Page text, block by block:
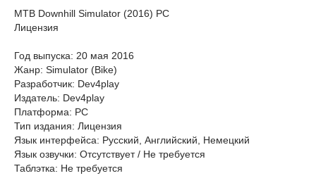
MTB Downhill Simulator (2016) PC
Лицензия
Год выпуска: 20 мая 2016
Жанр: Simulator (Bike)
Разработчик: Dev4play
Издатель: Dev4play
Платформа: PC
Тип издания: Лицензия
Язык интерфейса: Русский, Английский, Немецкий
Язык озвучки: Отсутствует / Не требуется
Таблэтка: Не требуется